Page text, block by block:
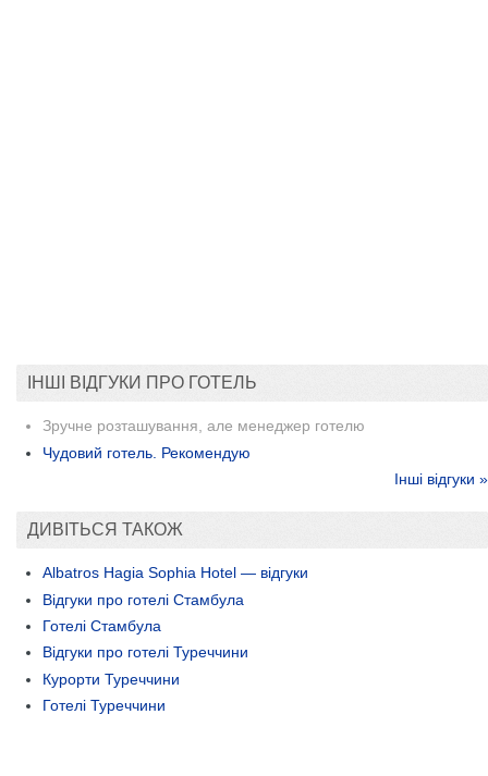
ІНШІ ВІДГУКИ ПРО ГОТЕЛЬ
Зручне розташування, але менеджер готелю
Чудовий готель. Рекомендую
Інші відгуки »
ДИВІТЬСЯ ТАКОЖ
Albatros Hagia Sophia Hotel — відгуки
Відгуки про готелі Стамбула
Готелі Стамбула
Відгуки про готелі Туреччини
Курорти Туреччини
Готелі Туреччини